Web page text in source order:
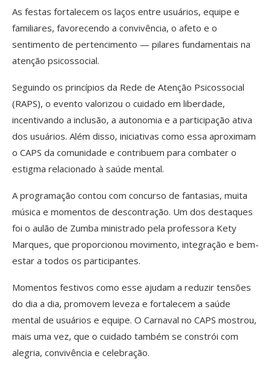
As festas fortalecem os laços entre usuários, equipe e
familiares, favorecendo a convivência, o afeto e o
sentimento de pertencimento — pilares fundamentais na
atenção psicossocial.
Seguindo os princípios da Rede de Atenção Psicossocial
(RAPS), o evento valorizou o cuidado em liberdade,
incentivando a inclusão, a autonomia e a participação ativa
dos usuários. Além disso, iniciativas como essa aproximam
o CAPS da comunidade e contribuem para combater o
estigma relacionado à saúde mental.
A programação contou com concurso de fantasias, muita
música e momentos de descontração. Um dos destaques
foi o aulão de Zumba ministrado pela professora Kety
Marques, que proporcionou movimento, integração e bem-
estar a todos os participantes.
Momentos festivos como esse ajudam a reduzir tensões
do dia a dia, promovem leveza e fortalecem a saúde
mental de usuários e equipe. O Carnaval no CAPS mostrou,
mais uma vez, que o cuidado também se constrói com
alegria, convivência e celebração.